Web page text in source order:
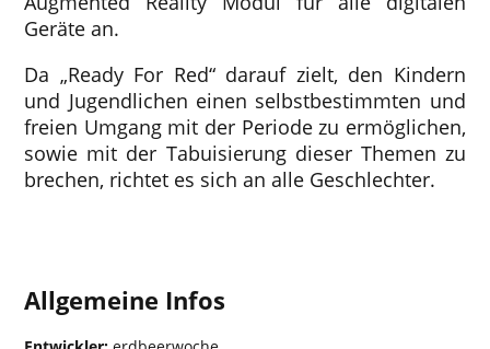
Geräte an.
Da „Ready For Red“ darauf zielt, den Kindern
und Jugendlichen einen selbstbestimmten und
freien Umgang mit der Periode zu ermöglichen,
sowie mit der Tabuisierung dieser Themen zu
brechen, richtet es sich an alle Geschlechter.
Allgemeine Infos